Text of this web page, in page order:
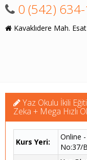
0 (542)
Kavaklıdere Mah.
Yaz Okulu İkili
Zeka + Mega Hızlı
Kurs Yeri:
Online
No:37/